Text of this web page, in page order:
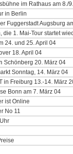
im Rathaus am 8./
in Berlin
Fuggerstadt Augsburg
die 1. Mai-Tour startet
24. und 25. April 04
18. April 04
Schönberg 20. März 04
Sonntag, 14. März 04
in Freiburg 13.-14. März
Bonn am 7. März 04
ist Online
No 11